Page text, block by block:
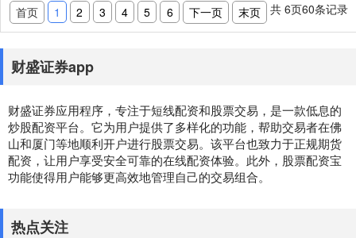
首页 1 2 3 4 5 6 下一页 末页 共6页60条记录
财盛证券app
财盛证券应用程序，专注于短线配资和股票交易，是一款低息的
炒股配资平台。它为用户提供了多样化的功能，帮助交易者在佛
山和厦门等地顺利开户进行股票交易。该平台也致力于正规期货
配资，让用户享受安全可靠的在线配资体验。此外，股票配资宝
功能使得用户能够更高效地管理自己的交易组合。
热点关注